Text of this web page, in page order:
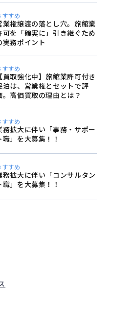
すすめ
業権譲渡の落とし穴。旅館業
可を「確実に」引き継ぐため
実務ポイント
すすめ
【買取強化中】旅館業許可付き
泊は、営業権とセットで評
。高価買取の理由とは？
すすめ
務拡大に伴い「事務・サポー
職」を大募集！！
すすめ
務拡大に伴い「コンサルタン
職」を大募集！！